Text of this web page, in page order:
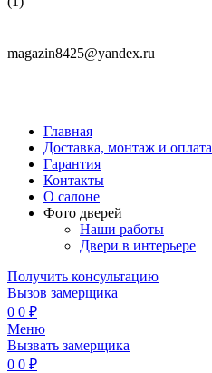
magazin8425@yandex.ru
Главная
Доставка, монтаж и оплата
Гарантия
Контакты
О салоне
Фото дверей
Наши работы
Двери в интерьере
Получить консультацию
Вызов замерщика
0 0 ₽
Меню
Вызвать замерщика
0 0 ₽